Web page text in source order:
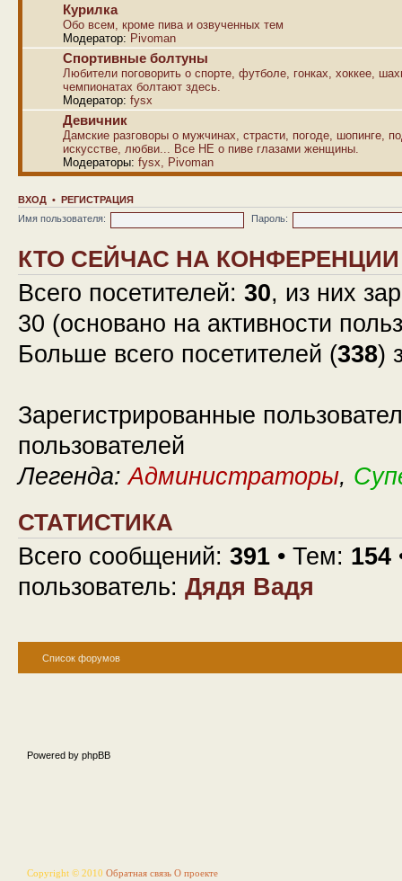
Курилка
Обо всем, кроме пива и озвученных тем
Модератор: Pivoman
Спортивные болтуны
Любители поговорить о спорте, футболе, гонках, хоккее,
чемпионатах болтают здесь.
Модератор: fysx
Девичник
Дамские разговоры о мужчинах, страсти, погоде, шопинге,
искусстве, любви... Все НЕ о пиве глазами женщины.
Модераторы: fysx Pivoman
ВХОД • РЕГИСТРАЦИЯ
Имя пользователя:
Пароль:
КТО СЕЙЧАС НА КОНФЕРЕНЦИИ
Всего посетителей: 30, из них
30 (основано на активности
Больше всего посетителей (338)
Зарегистрированные
пользователей
Легенда:Администраторы,
СТАТИСТИКА
Всего сообщений: 391 • Тем: 154
пользователь: Дядя Вадя
Список форумов
Powered by phpBB
Copyright © 2010 Обратная связь О проекте